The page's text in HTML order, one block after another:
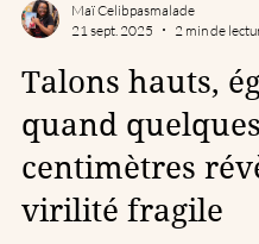
21 sept. 2025
2 min de
Talons hauts,
quand
centimètres